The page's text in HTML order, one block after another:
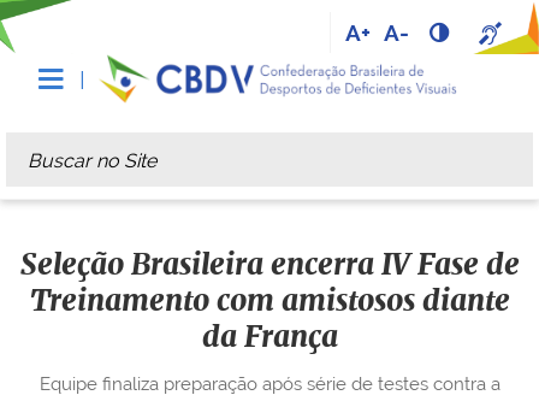
A+ A-
Busca
Busca Avançada…
Seleção Brasileira encerra IV Fase de
Treinamento com amistosos diante
da França
Equipe finaliza preparação após série de testes contra a